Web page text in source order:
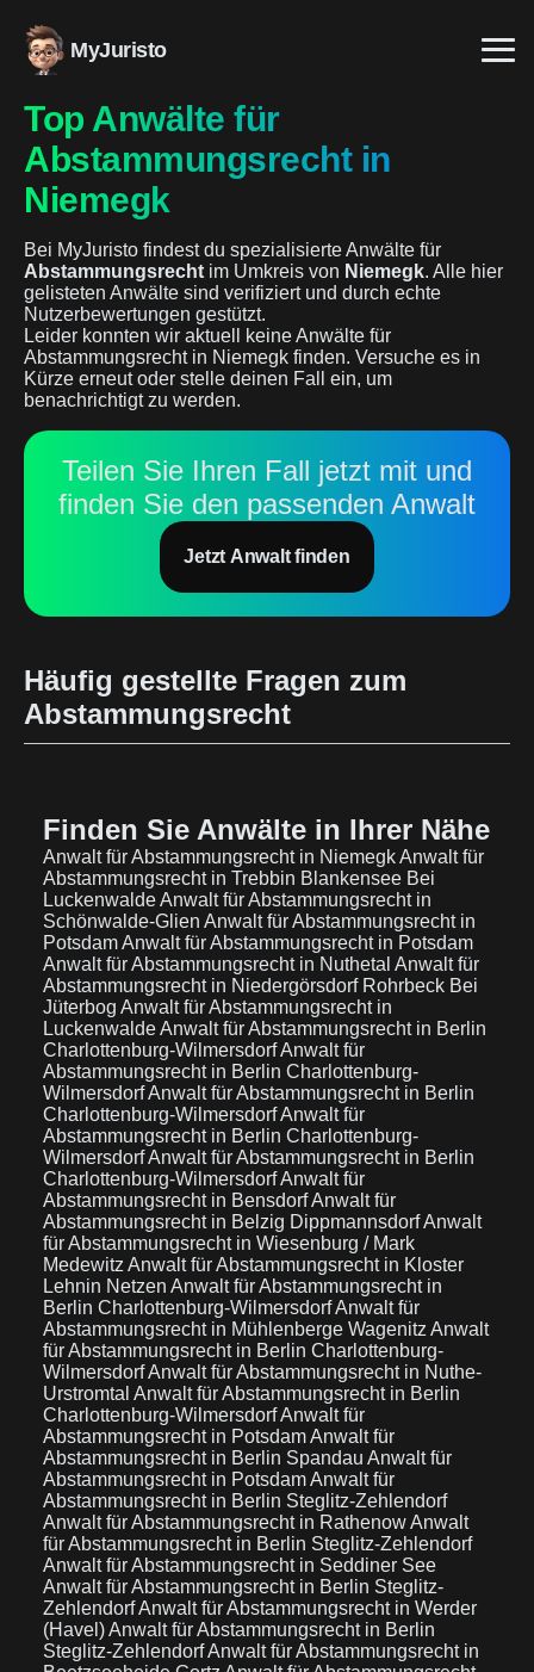
MyJuristo
Top Anwälte für
Abstammungsrecht in
Niemegk
Bei MyJuristo findest du spezialisierte Anwälte für
Abstammungsrecht im Umkreis von Niemegk. Alle hier
gelisteten Anwälte sind verifiziert und durch echte
Nutzerbewertungen gestützt.
Leider konnten wir aktuell keine Anwälte für
Abstammungsrecht in Niemegk finden. Versuche es in
Kürze erneut oder stelle deinen Fall ein, um
benachrichtigt zu werden.
Teilen Sie Ihren Fall jetzt mit und
finden Sie den passenden Anwalt
Jetzt Anwalt finden
Häufig gestellte Fragen zum
Abstammungsrecht
Finden Sie Anwälte in Ihrer Nähe
Anwalt für Abstammungsrecht in NiemegkAnwalt für
Abstammungsrecht in Trebbin Blankensee Bei
LuckenwaldeAnwalt für Abstammungsrecht in
Schönwalde-Glien Anwalt für Abstammungsrecht in
PotsdamAnwalt für Abstammungsrecht in Potsdam
Anwalt für Abstammungsrecht in Nuthetal Anwalt für
Abstammungsrecht in Niedergörsdorf Rohrbeck Bei
Jüterbog Anwalt für Abstammungsrecht in
LuckenwaldeAnwalt für Abstammungsrecht in Berlin
Charlottenburg-WilmersdorfAnwalt für
Abstammungsrecht in Berlin Charlottenburg-
WilmersdorfAnwalt für Abstammungsrecht in Berlin
Charlottenburg-WilmersdorfAnwalt für
Abstammungsrecht in Berlin Charlottenburg-
WilmersdorfAnwalt für Abstammungsrecht in Berlin
Charlottenburg-WilmersdorfAnwalt für
Abstammungsrecht in BensdorfAnwalt für
Abstammungsrecht in Belzig DippmannsdorfAnwalt
für Abstammungsrecht in Wiesenburg / Mark
Medewitz Anwalt für Abstammungsrecht in Kloster
Lehnin Netzen Anwalt für Abstammungsrecht in
Berlin Charlottenburg-WilmersdorfAnwalt für
Abstammungsrecht in Mühlenberge Wagenitz Anwalt
für Abstammungsrecht in Berlin Charlottenburg-
WilmersdorfAnwalt für Abstammungsrecht in Nuthe-
Urstromtal Anwalt für Abstammungsrecht in Berlin
Charlottenburg-WilmersdorfAnwalt für
Abstammungsrecht in PotsdamAnwalt für
Abstammungsrecht in Berlin Spandau Anwalt für
Abstammungsrecht in PotsdamAnwalt für
Abstammungsrecht in Berlin Steglitz-Zehlendorf
Anwalt für Abstammungsrecht in RathenowAnwalt
für Abstammungsrecht in Berlin Steglitz-Zehlendorf
Anwalt für Abstammungsrecht in Seddiner See
Anwalt für Abstammungsrecht in Berlin Steglitz-
ZehlendorfAnwalt für Abstammungsrecht in Werder
(Havel)Anwalt für Abstammungsrecht in Berlin
Steglitz-ZehlendorfAnwalt für Abstammungsrecht in